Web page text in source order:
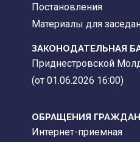
Постановления
Материалы для
ЗАКОНОДАТЕЛЬНАЯ
Приднестровской
(от 01.06.2026 16:00)
ОБРАЩЕНИЯ ГРАЖДАН
Интернет-приемная